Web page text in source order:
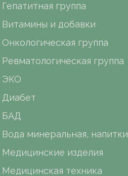
Гепатитная группа
Витамины и добавки
Онкологическая группа
Ревматологическая группа
ЭКО
Диабет
БАД
Вода минеральная, напитки
Медицинские изделия
Медицинская техника